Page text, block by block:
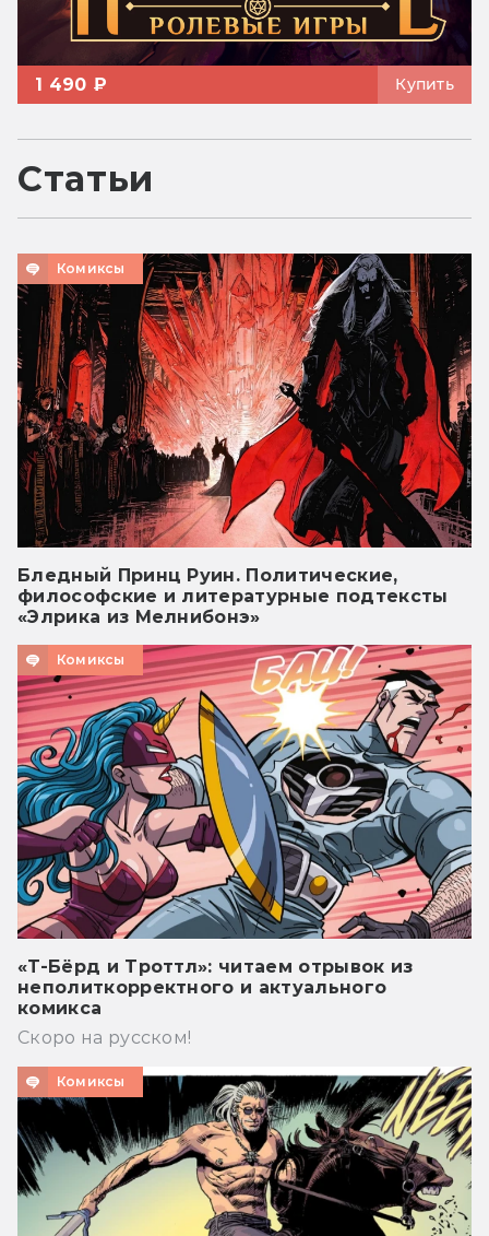
1 490 ₽ Купить
Статьи
Комиксы
Бледный Принц Руин. Политические,
философские и литературные подтексты
«Элрика из Мелнибонэ»
Комиксы
«Т-Бёрд и Троттл»: читаем отрывок из
неполиткорректного и актуального
комикса
Скоро на русском!
Комиксы